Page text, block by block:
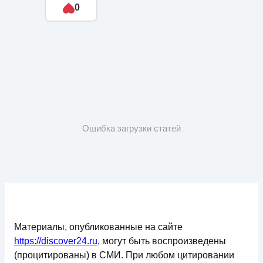
0
Ошибка загрузки статей
Материалы, опубликованные на сайте
https://discover24.ru, могут быть воспроизведены
(процитированы) в СМИ. При любом цитировании